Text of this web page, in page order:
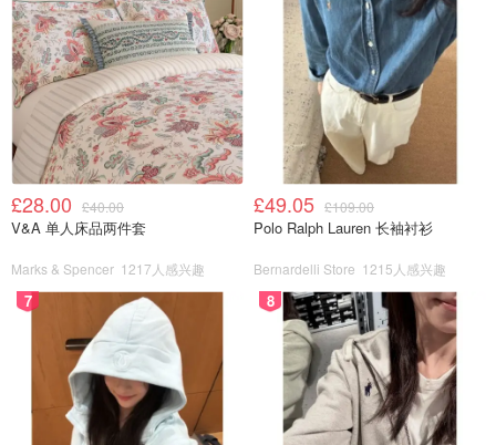
有在好好生活
£28.00 £40.00
V&A 单人床品两件套
Marks & Spencer 1217人感兴趣
£49.05 £109.00
Polo Ralph Lauren 长袖衬衫
Bernardelli Store 1215人感兴趣
7 8